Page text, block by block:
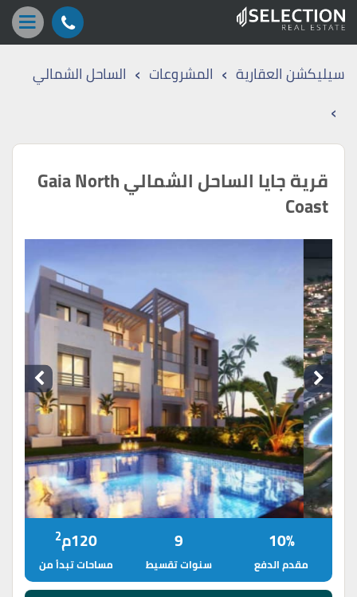
سيليكشن العقارية › المشروعات › الساحل الشمالي
›
قرية جايا الساحل الشمالي Gaia North
Coast
10%
مقدم الدفع
9
سنوات تقسيط
120م 2
مساحات تبدأ من